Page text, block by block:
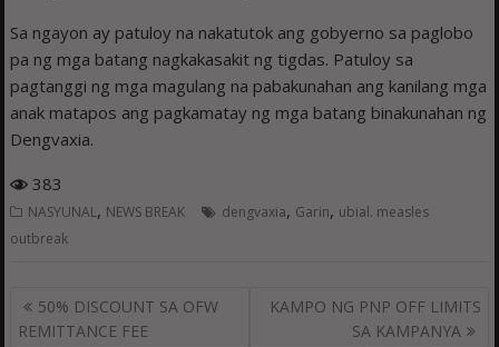
Sa ngayon ay patuloy na nakatutok ang gobyerno sa paglobo
pa ng mga batang nagkakasakit ng tigdas. Patuloy sa
pagtanggi ng mga magulang na pabakunahan ang kanilang mga
anak matapos ang pagkamatay ng mga batang binakunahan ng
Dengvaxia.
383
NASYUNAL, NEWS BREAK dengvaxia, Garin, ubial. measles
outbreak
Post
navigation
50% DISCOUNT SA OFW
REMITTANCE FEE
KAMPO NG PNP OFF LIMITS
SA KAMPANYA